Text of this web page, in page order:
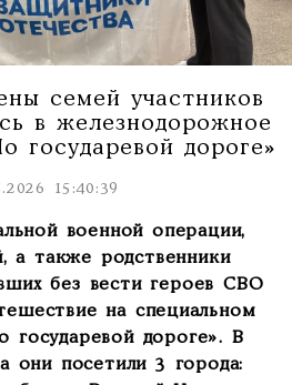
семей участников
в железнодорожное
государевой дороге»
15:40:39
военной операции,
а также родственники
без вести героев СВО
на специальном
государевой дороге». В
они посетили 3 города: